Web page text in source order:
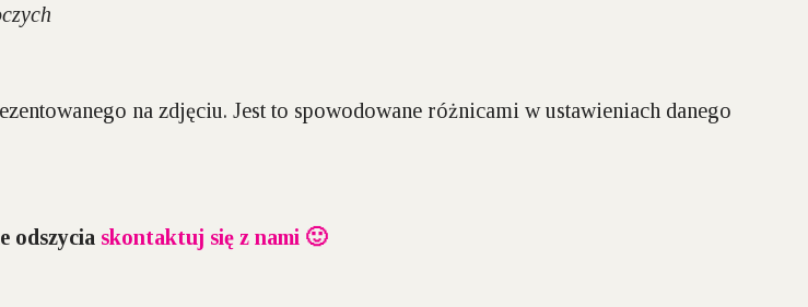
na zdjęciu. Jest to spowodowane różnicami w ustawieniach danego
odszycia skontaktuj się z nami 🙂